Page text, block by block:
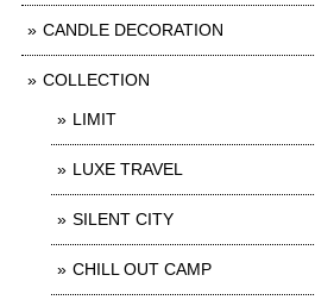
CANDLE DECORATION
COLLECTION
LIMIT
LUXE TRAVEL
SILENT CITY
CHILL OUT CAMP